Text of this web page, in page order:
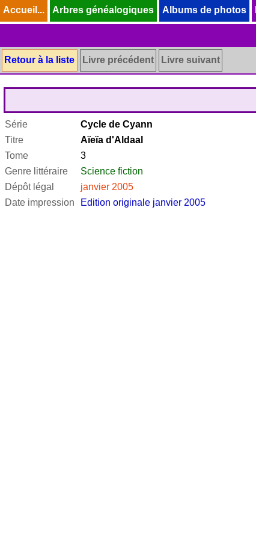
Accueil... Arbres généalogiques Albums de photos
Retour à la liste Livre précédent Livre suivant
Série
Cycle de Cyann
Titre
Aïeïa d'Aldaal
Tome
3
Genre littéraire
Science fiction
Dépôt légal
janvier 2005
Date impression
Edition originale janvier 2005
Accueil... Arbres généalogiques Albums de photos